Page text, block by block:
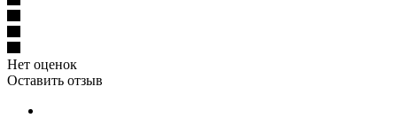
Нет оценок
Оставить отзыв